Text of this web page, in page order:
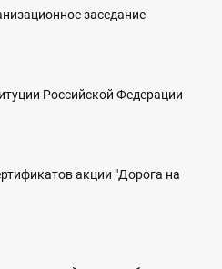
заседание
Российской Федерации
акции "Дорога на